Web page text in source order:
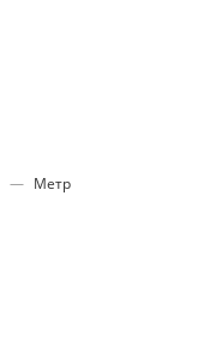
— Метр